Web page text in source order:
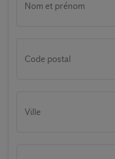
Nom et prénom
Code postal
Ville